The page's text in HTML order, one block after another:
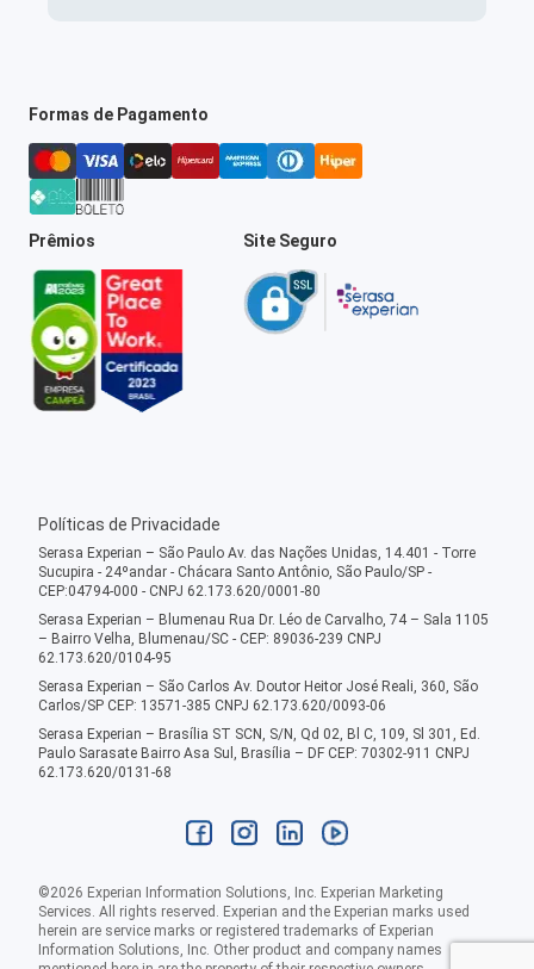
Formas de Pagamento
Prêmios Site Seguro
Políticas de Privacidade
Serasa Experian – São Paulo Av. das Nações Unidas, 14.401 - Torre
Sucupira - 24ºandar - Chácara Santo Antônio, São Paulo/SP -
CEP:04794-000 - CNPJ 62.173.620/0001-80
Serasa Experian – Blumenau Rua Dr. Léo de Carvalho, 74 – Sala 1105
– Bairro Velha, Blumenau/SC - CEP: 89036-239 CNPJ
62.173.620/0104-95
Serasa Experian – São Carlos Av. Doutor Heitor José Reali, 360, São
Carlos/SP CEP: 13571-385 CNPJ 62.173.620/0093-06
Serasa Experian – Brasília ST SCN, S/N, Qd 02, Bl C, 109, Sl 301, Ed.
Paulo Sarasate Bairro Asa Sul, Brasília – DF CEP: 70302-911 CNPJ
62.173.620/0131-68
©2026 Experian Information Solutions, Inc. Experian Marketing
Services. All rights reserved. Experian and the Experian marks used
herein are service marks or registered trademarks of Experian
Information Solutions, Inc. Other product and company names